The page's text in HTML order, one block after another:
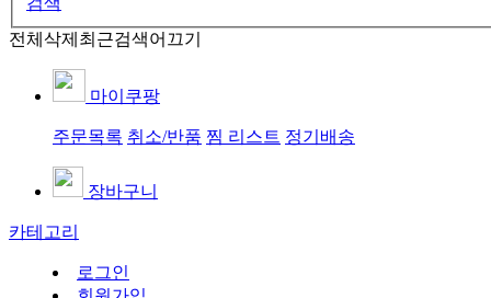
전체삭제 최근검색어끄기
마이쿠팡
주문목록 취소/반품 찜 리스트 정기배송
장바구니
카테고리
로그인